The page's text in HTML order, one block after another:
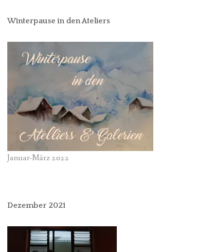
Winterpause in den Ateliers
Januar-März 2022
Dezember 2021